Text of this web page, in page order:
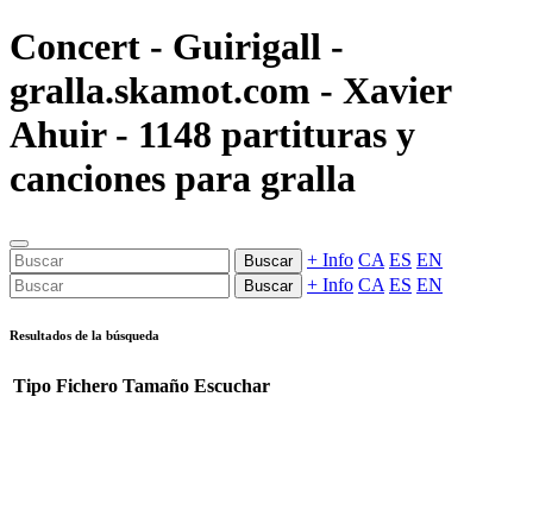
Concert - Guirigall -
gralla.skamot.com - Xavier
Ahuir - 1148 partituras y
canciones para gralla
Buscar + Info CA ES EN
Buscar + Info CA ES EN
Resultados de la búsqueda
Tipo Fichero Tamaño Escuchar